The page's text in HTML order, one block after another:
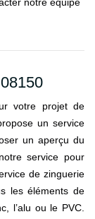
votre projet de
un service
un aperçu du
service pour
de zinguerie
les éléments de
l’alu ou le PVC.